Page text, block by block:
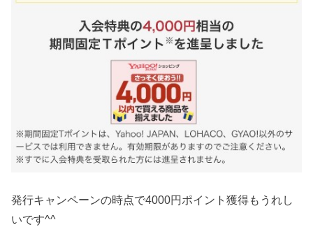
発行キャンペーンの時点で4000円ポイント獲得もうれし
いです^^